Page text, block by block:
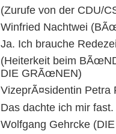
(Zurufe von der CDU/
Winfried Nachtwei
Ja. Ich brauche
(Heiterkeit beim
DIE GRÃœNEN)
VizeprÃ¤sidentin Petra
Das dachte ich mir fast.
Wolfgang Gehrcke